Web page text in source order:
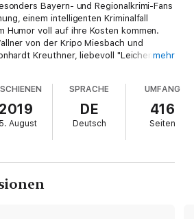
Bayern- und Regionalkrimi-Fans
einem intelligenten Kriminalfall
Humor voll auf ihre Kosten kommen.
von der Kripo Miesbach und
Kreuthner, liebevoll "Leichen-
Hand beraubt wird. Ein würdiges
diese legendäre Rechte, beschließt
Kreuthner, und so wird gleich
die hinter dem Garten der Mangfall-
Dabei macht »Leichen-
dass es sich um den seit vier
Daniel Ulrich, ansässig
wo sind seine Frau und sein Sohn?
mehr
2019
August
SPRACHE
DE
Deutsch
UMFANG
416
Seiten